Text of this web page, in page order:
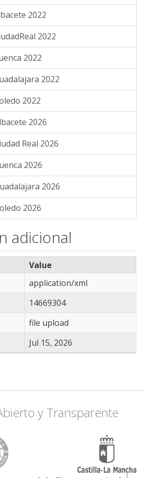
2022
2022
2022
2022
2022
2026
Real 2026
2026
2026
2026
adicional
Value
application/xml
14669304
file upload
Jul 15, 2026
y Transparente